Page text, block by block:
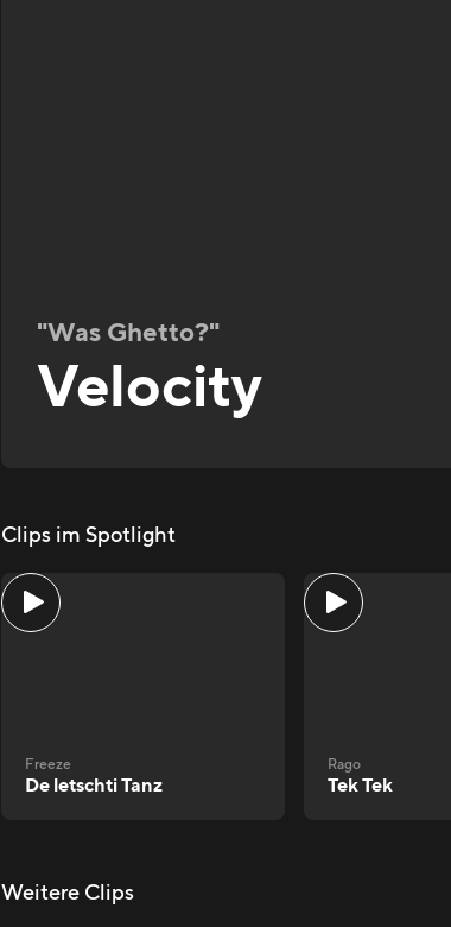
"Was Ghetto?"
Velocity
Clips im Spotlight
Freeze
De letschti Tanz
Rago
Tek Tek
Weitere Clips